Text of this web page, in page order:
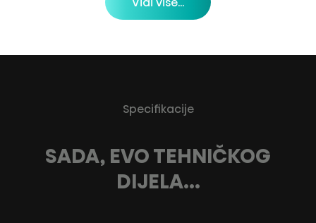
Specifikacije
SADA, EVO TEHNIČKOG
DIJELA...